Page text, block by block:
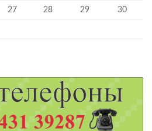
27 28 29 30